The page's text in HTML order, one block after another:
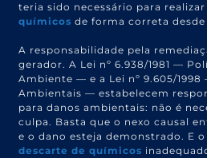
teria sido necessário para
químicos de forma correta
A responsabilidade pela
gerador. A Lei nº 6.938/1981 —
Ambiente — e a Lei nº 9.605/
Ambientais — estabelecem
para danos ambientais: não é
culpa. Basta que o nexo causal
e o dano esteja demonstrado. E
descarte de químicos